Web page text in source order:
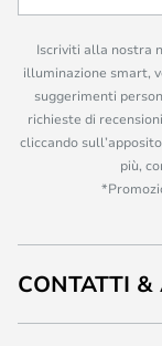
Iscriviti alla nostra
illuminazione smart,
suggerimenti
richieste di
cliccando
più,
CONTATTI &